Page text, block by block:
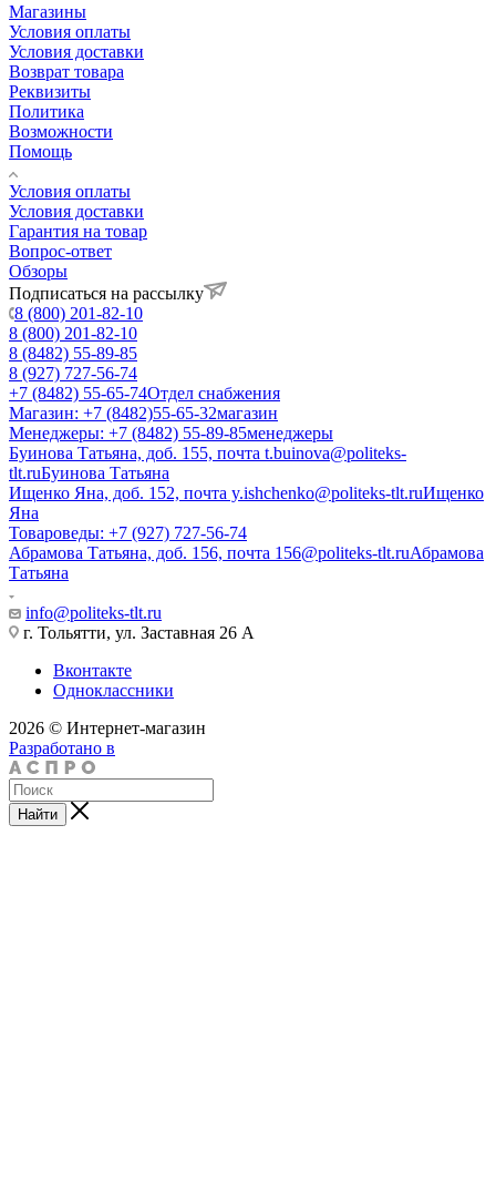
Магазины
Условия оплаты
Условия доставки
Возврат товара
Реквизиты
Политика
Возможности
Помощь
Условия оплаты
Условия доставки
Гарантия на товар
Вопрос-ответ
Обзоры
Подписаться на рассылку
8 (800) 201-82-10
8 (800) 201-82-10
8 (8482) 55-89-85
8 (927) 727-56-74
+7 (8482) 55-65-74Отдел снабжения
Магазин: +7 (8482)55-65-32магазин
Менеджеры: +7 (8482) 55-89-85менеджеры
Буинова Татьяна, доб. 155, почта t.buinova@politeks-
tlt.ruБуинова Татьяна
Ищенко Яна, доб. 152, почта y.ishchenko@politeks-tlt.ruИщенко
Яна
Товароведы: +7 (927) 727-56-74
Абрамова Татьяна, доб. 156, почта 156@politeks-tlt.ruАбрамова
Татьяна
info@politeks-tlt.ru
г. Тольятти, ул. Заставная 26 А
Вконтакте
Одноклассники
2026 © Интернет-магазин
Разработано в
Найти